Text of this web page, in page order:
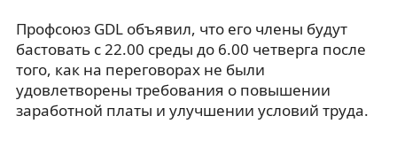
Профсоюз GDL объявил, что его члены будут
бастовать с 22.00 среды до 6.00 четверга после
того, как на переговорах не были
удовлетворены требования о повышении
заработной платы и улучшении условий труда.